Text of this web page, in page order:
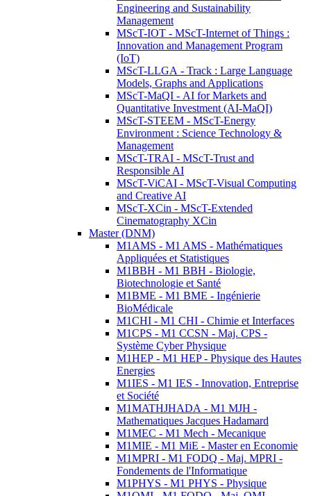
Engineering and Sustainability
Management
MScT-IOT - MScT-Internet of Things :
Innovation and Management Program
(IoT)
MScT-LLGA - Track : Large Language
Models, Graphs and Applications
MScT-MaQI - AI for Markets and
Quantitative Investment (AI-MaQI)
MScT-STEEM - MScT-Energy
Environment : Science Technology &
Management
MScT-TRAI - MScT-Trust and
Responsible AI
MScT-ViCAI - MScT-Visual Computing
and Creative AI
MScT-XCin - MScT-Extended
Cinematography XCin
Master (DNM)
M1AMS - M1 AMS - Mathématiques
Appliquées et Statistiques
M1BBH - M1 BBH - Biologie,
Biotechnologie et Santé
M1BME - M1 BME - Ingénierie
BioMédicale
M1CHI - M1 CHI - Chimie et Interfaces
M1CPS - M1 CCSN - Maj. CPS -
Système Cyber Physique
M1HEP - M1 HEP - Physique des Hautes
Energies
M1IES - M1 IES - Innovation, Entreprise
et Société
M1MATHJHADA - M1 MJH -
Mathematiques Jacques Hadamard
M1MEC - M1 Mech - Mecanique
M1MIE - M1 MiE - Master en Economie
M1MPRI - M1 FODQ - Maj. MPRI -
Fondements de l'Informatique
M1PHYS - M1 PHYS - Physique